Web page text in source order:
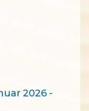
2026 -